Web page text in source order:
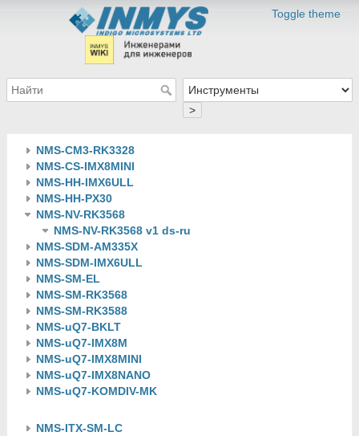
Toggle theme
>
NMS-CM3-RK3328
NMS-CS-IMX8MINI
NMS-HH-IMX6ULL
NMS-HH-PX30
NMS-NV-RK3568
NMS-NV-RK3568 v1 ds-ru
NMS-SDM-AM335X
NMS-SDM-IMX6ULL
NMS-SM-EL
NMS-SM-RK3568
NMS-SM-RK3588
NMS-uQ7-BKLT
NMS-uQ7-IMX8M
NMS-uQ7-IMX8MINI
NMS-uQ7-IMX8NANO
NMS-uQ7-KOMDIV-MK
NMS-ITX-SM-LC